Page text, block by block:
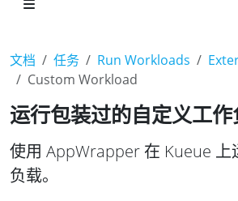
文档 任务 Run Workloads
Custom Workload
运行包装过的自定义工
使用 AppWrapper 在 Kueue 上
负载。